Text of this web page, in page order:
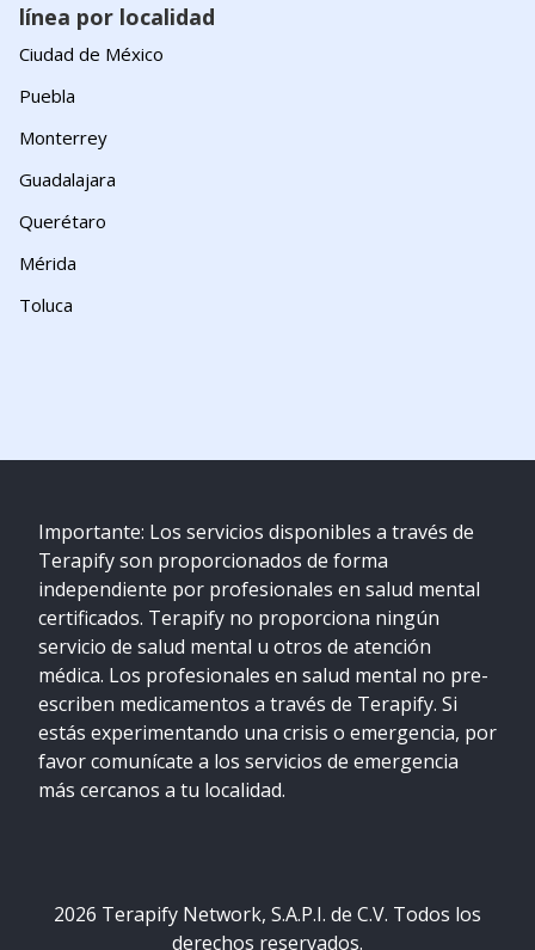
línea por localidad
Ciudad de México
Puebla
Monterrey
Guadalajara
Querétaro
Mérida
Toluca
Importante: Los servicios disponibles a través de
Terapify son proporcionados de forma
independiente por profesionales en salud mental
certificados. Terapify no proporciona ningún
servicio de salud mental u otros de atención
médica. Los profesionales en salud mental no pre-
escriben medicamentos a través de Terapify. Si
estás experimentando una crisis o emergencia, por
favor comunícate a los servicios de emergencia
más cercanos a tu localidad.
2026 Terapify Network, S.A.P.I. de C.V. Todos los
derechos reservados.